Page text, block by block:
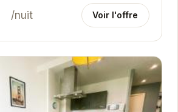
/nuit Voir l'offre